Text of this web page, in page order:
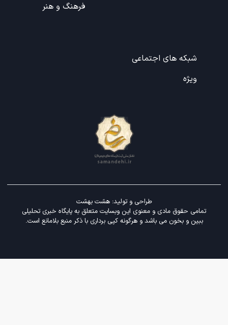
فرهنگ و هنر
شبکه های اجتماعی
ویژه
تمامی حقوق مادی و معنوی این وبسایت متعلق به پایگاه خبری تحلیلی
ببین و بخون می باشد و هرگونه کپی برداری با ذکر منبع بلامانع است.
طراحی و تولید:هشت بهشت